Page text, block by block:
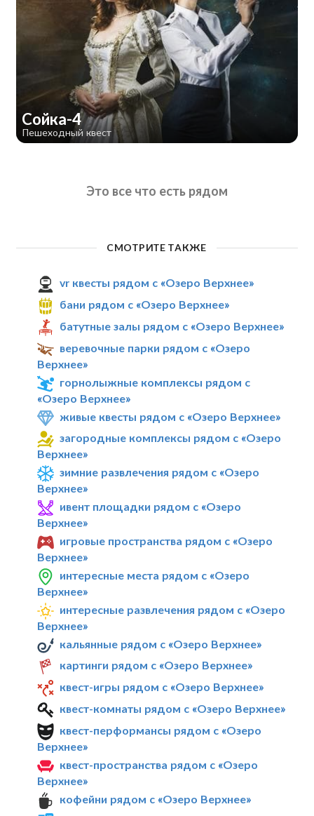
Сойка-4
Пешеходный квест
Это все что есть рядом
СМОТРИТЕ ТАКЖЕ
vr квесты рядом с «Озеро Верхнее»
бани рядом с «Озеро Верхнее»
батутные залы рядом с «Озеро Верхнее»
веревочные парки рядом с «Озеро
Верхнее»
горнолыжные комплексы рядом с
«Озеро Верхнее»
живые квесты рядом с «Озеро Верхнее»
загородные комплексы рядом с «Озеро
Верхнее»
зимние развлечения рядом с «Озеро
Верхнее»
ивент площадки рядом с «Озеро
Верхнее»
игровые пространства рядом с «Озеро
Верхнее»
интересные места рядом с «Озеро
Верхнее»
интересные развлечения рядом с «Озеро
Верхнее»
кальянные рядом с «Озеро Верхнее»
картинги рядом с «Озеро Верхнее»
квест-игры рядом с «Озеро Верхнее»
квест-комнаты рядом с «Озеро Верхнее»
квест-перформансы рядом с «Озеро
Верхнее»
квест-пространства рядом с «Озеро
Верхнее»
кофейни рядом с «Озеро Верхнее»